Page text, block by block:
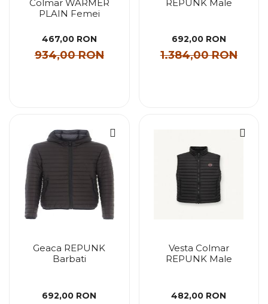
Colmar WARMER
PLAIN Femei
467,00 RON
934,00 RON
REPUNK Male
692,00 RON
1.384,00 RON
Geaca REPUNK
Barbati
692,00 RON
Vesta Colmar
REPUNK Male
482,00 RON